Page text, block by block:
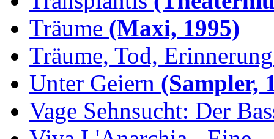
Träume (Maxi, 1995)
Träume, Tod, Erinnerung
Unter Geiern (Sampler,
Vage Sehnsucht: Der